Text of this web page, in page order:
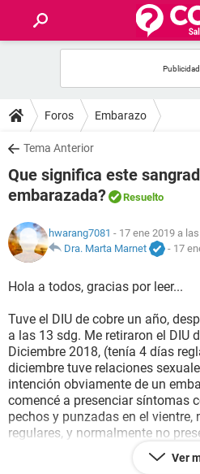
FOROS
SALUD
FAMILIA
NUTRICIÓN
SEXUALIDAD
GLOSARIO
Foros Embarazo
Tema Anterior
Que significa este
embarazada?
Resuelto
hwarang7081 - 17 ene 2019 a
Dra. Marta Marnet
- 17
Hola a todos, gracias por leer...
Tuve el DIU de cobre un año,
a las 13 sdg. Me retiraron el DIU
Diciembre 2018, (tenía 4 días
diciembre tuve relaciones
intención obviamente de un
comencé a presenciar síntomas
pechos y punzadas en el vientre,
regulares, y normalmente no
premenstruales (He pasado
pero el día 14 tuve un dolor el el
Ver